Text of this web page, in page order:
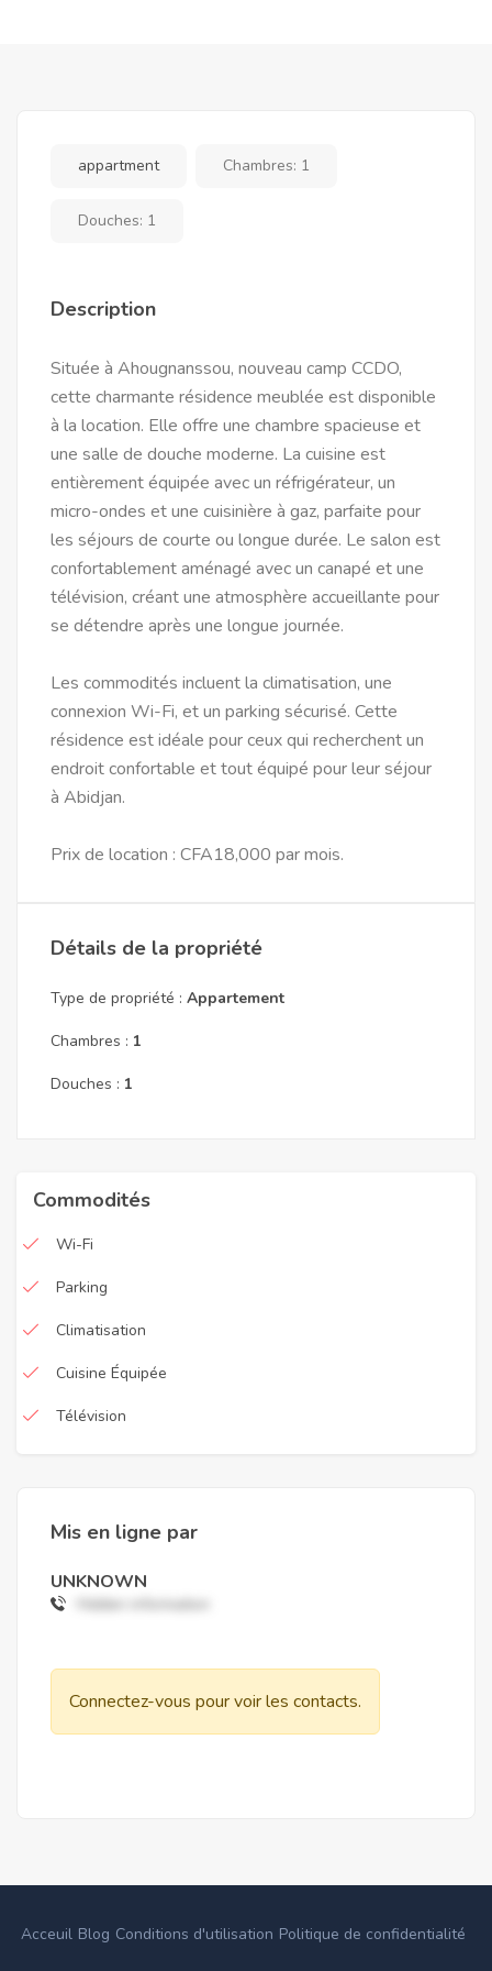
appartment Chambres: 1
Douches: 1
Description
Située à Ahougnanssou, nouveau camp CCDO,
cette charmante résidence meublée est disponible
à la location. Elle offre une chambre spacieuse et
une salle de douche moderne. La cuisine est
entièrement équipée avec un réfrigérateur, un
micro-ondes et une cuisinière à gaz, parfaite pour
les séjours de courte ou longue durée. Le salon est
confortablement aménagé avec un canapé et une
télévision, créant une atmosphère accueillante pour
se détendre après une longue journée.
Les commodités incluent la climatisation, une
connexion Wi-Fi, et un parking sécurisé. Cette
résidence est idéale pour ceux qui recherchent un
endroit confortable et tout équipé pour leur séjour
à Abidjan.
Prix de location : CFA18,000 par mois.
Détails de la propriété
Type de propriété : Appartement
Chambres : 1
Douches : 1
Commodités
Wi-Fi
Parking
Climatisation
Cuisine Équipée
Télévision
Mis en ligne par
UNKNOWN
Hidden information
Connectez-vous pour voir les contacts.
Acceuil Blog Conditions d'utilisation Politique de confidentialité